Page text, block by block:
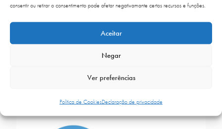
consentir ou retirar o consentimento pode afetar negativamante certos recursos e funções.
Aceitar
Negar
Ver preferências
Política de CookiesDeclaração de privacidade
recuperação e regeneração da pele